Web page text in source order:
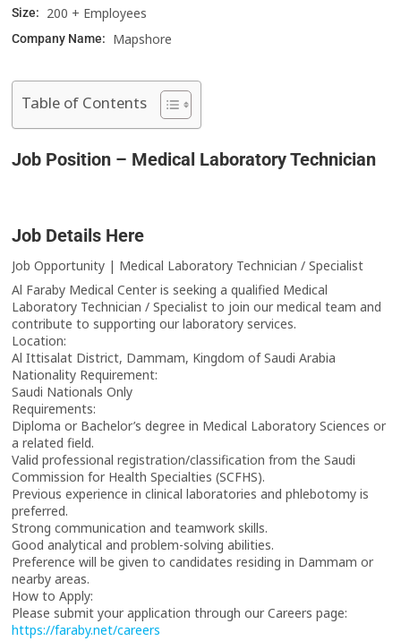
Size: 200 + Employees
Company Name: Mapshore
Table of Contents
Job Position – Medical Laboratory Technician
Job Details Here
Job Opportunity | Medical Laboratory Technician / Specialist
Al Faraby Medical Center is seeking a qualified Medical
Laboratory Technician / Specialist to join our medical team and
contribute to supporting our laboratory services.
Location:
Al Ittisalat District, Dammam, Kingdom of Saudi Arabia
Nationality Requirement:
Saudi Nationals Only
Requirements:
Diploma or Bachelor’s degree in Medical Laboratory Sciences or
a related field.
Valid professional registration/classification from the Saudi
Commission for Health Specialties (SCFHS).
Previous experience in clinical laboratories and phlebotomy is
preferred.
Strong communication and teamwork skills.
Good analytical and problem-solving abilities.
Preference will be given to candidates residing in Dammam or
nearby areas.
How to Apply:
Please submit your application through our Careers page:
https://faraby.net/careers